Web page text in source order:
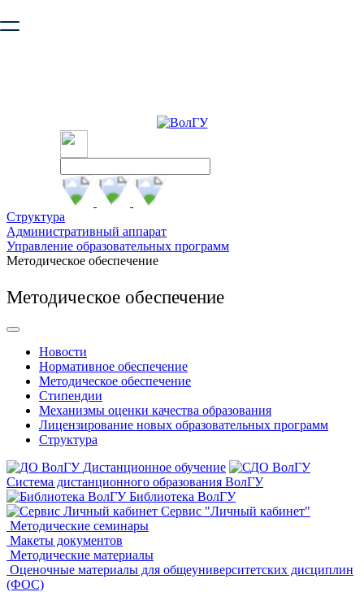
безопасную работу с сайтом. Пожалуйста
Структура
Административный аппарат
Управление образовательных программ
Методическое обеспечение
Методическое обеспечение
Новости
Нормативное обеспечение
Методическое обеспечение
Стипендии
Механизмы оценки качества образования
Лицензирование новых образовательных программ
Структура
Дистанционное обучение
Система дистанционного образования ВолГУ
Библиотека ВолГУ
Сервис "Личный кабинет"
Методические семинары
Макеты документов
Методические материалы
Оценочные материалы для общеуниверситетских дисциплин
(ФОС)